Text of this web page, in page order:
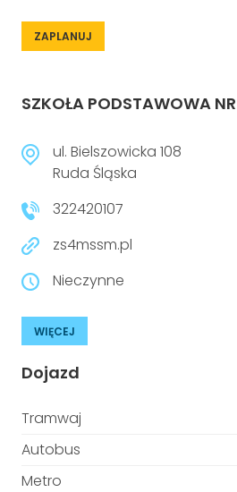
ZAPLANUJ
SZKOŁA PODSTAWOWA NR
ul. Bielszowicka 108
Ruda Śląska
322420107
zs4mssm.pl
Nieczynne
WIĘCEJ
Dojazd
Tramwaj
Autobus
Metro